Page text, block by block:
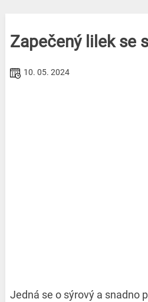
Zapečený lilek se
10. 05. 2024
Jedná se o sýrový a snadno